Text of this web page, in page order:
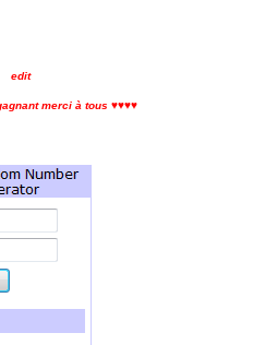
edit
merci à tous ♥♥♥♥